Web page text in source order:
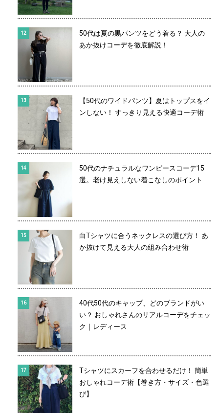
50代は夏の黒パンツをどう着る？ 大人の
あか抜けコーデを徹底解説！
【50代のワイドパンツ】夏はトップスをイ
ンしない！ すっきり見える快適コーデ術
50代のナチュラルなワンピースコーデ15
選。老け見えしない着こなしのポイント
白Tシャツに合うネックレスの選び方！ あ
か抜けて見える大人の組み合わせ術
40代50代のキャップ、どのブランドがい
い？ おしゃれさんのリアルコーデをチェッ
ク｜レディース
Tシャツにスカーフを合わせるだけ！ 簡単
おしゃれコーデ術【巻き方・サイズ・色選
び】